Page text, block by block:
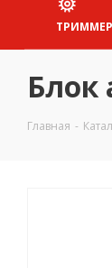
Блок
Главная -